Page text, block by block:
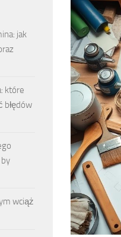
jak
które
błędów
wciąż